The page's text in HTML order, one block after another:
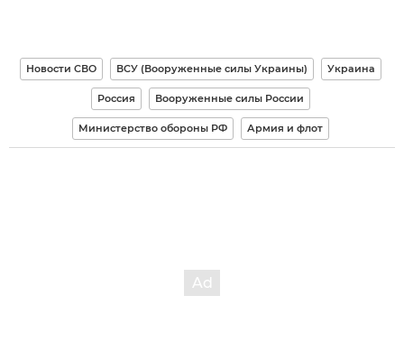
Новости СВО ВСУ (Вооруженные силы Украины) Украина
Россия Вооруженные силы России
Министерство обороны РФ Армия и флот